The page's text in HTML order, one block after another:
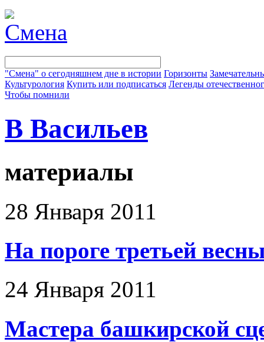
"Смена" о сегодняшнем дне в истории Горизонты
Культурология Купить или подписаться Легенды
Чтобы помнили
В Васильев
материалы
28 Января 2011
На пороге третьей
24 Января 2011
Мастера башкирской